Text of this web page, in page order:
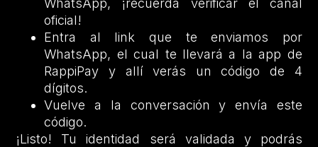
oficial!
Entra al link que te enviamos por
WhatsApp, el cual te llevará a la app de
RappiPay y allí verás un código de 4
dígitos.
Vuelve a la conversación y envía este
código.
¡Listo! Tu identidad será validada y podrás